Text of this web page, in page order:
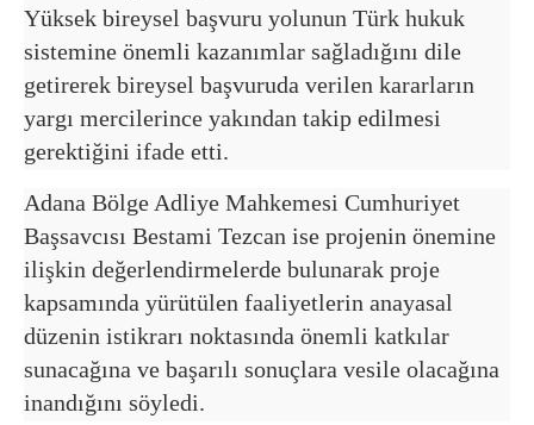
Yüksek bireysel başvuru yolunun Türk hukuk
sistemine önemli kazanımlar sağladığını dile
getirerek bireysel başvuruda verilen kararların
yargı mercilerince yakından takip edilmesi
gerektiğini ifade etti.
Adana Bölge Adliye Mahkemesi Cumhuriyet
Başsavcısı Bestami Tezcan ise projenin önemine
ilişkin değerlendirmelerde bulunarak proje
kapsamında yürütülen faaliyetlerin anayasal
düzenin istikrarı noktasında önemli katkılar
sunacağına ve başarılı sonuçlara vesile olacağına
inandığını söyledi.